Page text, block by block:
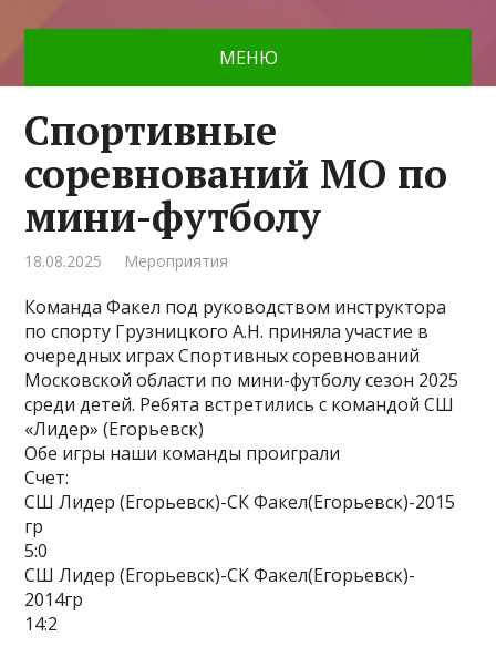
МЕНЮ
Спортивные
соревнований МО по
мини-футболу
18.08.2025 Мероприятия
Команда Факел под руководством инструктора
по спорту Грузницкого А.Н. приняла участие в
очередных играх Спортивных соревнований
Московской области по мини-футболу сезон 2025
среди детей. Ребята встретились с командой СШ
«Лидер» (Егорьевск)
Обе игры наши команды проиграли
Счет:
СШ Лидер (Егорьевск)-СК Факел(Егорьевск)-2015
гр
5:0
СШ Лидер (Егорьевск)-СК Факел(Егорьевск)-
2014гр
14:2